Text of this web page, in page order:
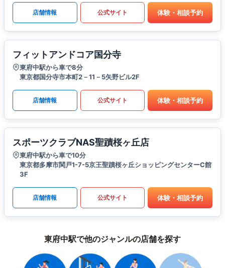
店舗情報 公式サイト 体験・相談予約
フィットアンドコア国分寺
東府中駅から車で8分
東京都国分寺市本町2－11－5矢野ビル2F
店舗情報 公式サイト 体験・相談予約
スポーツクラブNAS聖蹟桜ヶ丘店
東府中駅から車で10分
東京都多摩市関戸1-7-5京王聖蹟桜ヶ丘ショッピングセンターC館
3F
店舗情報 公式サイト 体験・相談予約
東府中駅で他のジャンルの店舗を探す